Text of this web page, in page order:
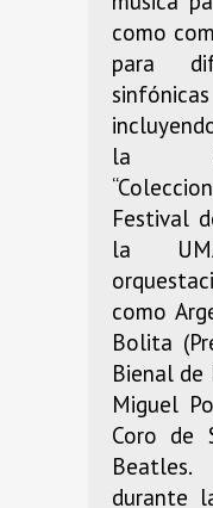
como
para
la
Festival
la
como
Bolita
Bienal de
Miguel
Coro de
durante